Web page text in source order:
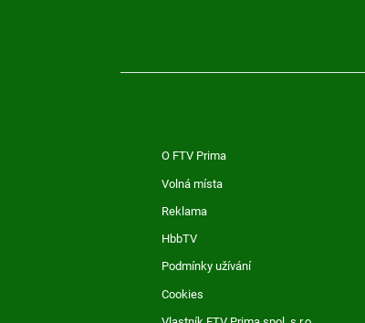
O FTV Prima
Volná místa
Reklama
HbbTV
Podmínky užívání
Cookies